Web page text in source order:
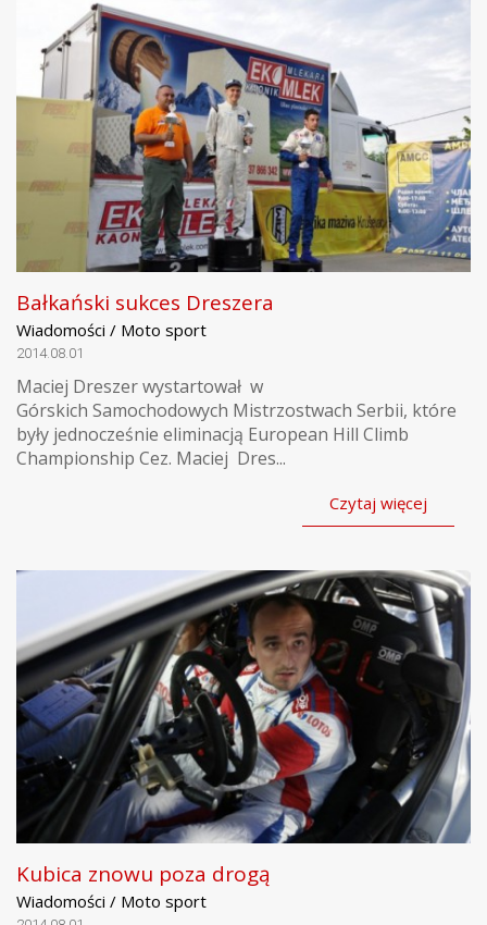
Bałkański sukces Dreszera
Wiadomości / Moto sport
2014.08.01
Maciej Dreszer wystartował w
Górskich Samochodowych Mistrzostwach Serbii, które
były jednocześnie eliminacją European Hill Climb
Championship Cez. Maciej Dres...
Czytaj więcej
Kubica znowu poza drogą
Wiadomości / Moto sport